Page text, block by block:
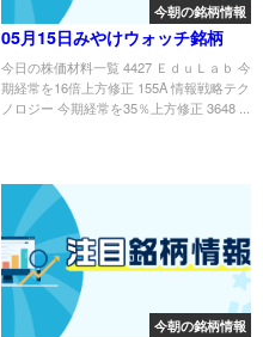
今朝の銘柄情報
05月15日みやけウォッチ銘柄
今日の株価材料一覧 4427 ＥｄｕＬａｂ 今
期経常を16倍上方修正 155A 情報戦略テク
ノロジー 今期経常を35％上方修正 3648 ...
今朝の銘柄情報